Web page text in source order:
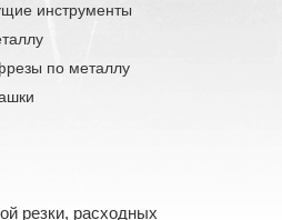
инструменты
по металлу
резки, расходных